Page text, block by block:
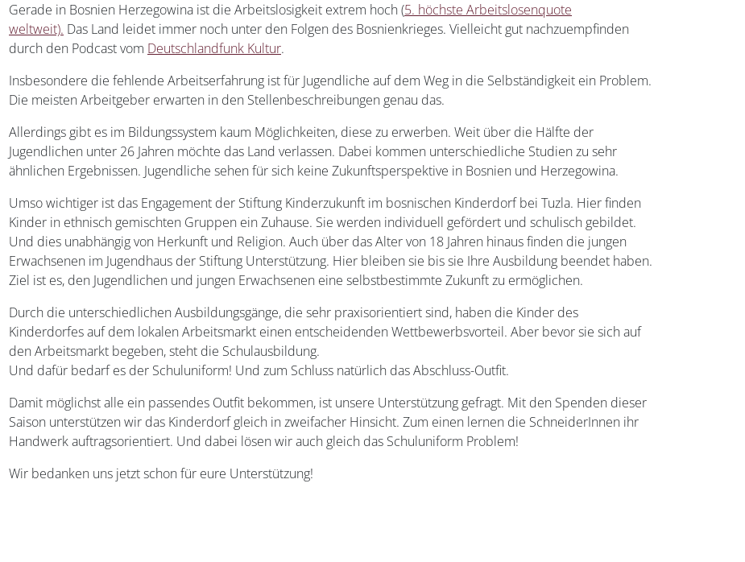
Gerade in Bosnien Herzegowina ist die Arbeitslosigkeit extrem hoch (5. höchste Arbeitslosenquote
weltweit). Das Land leidet immer noch unter den Folgen des Bosnienkrieges. Vielleicht gut nachzuempfinden
durch den Podcast vom Deutschlandfunk Kultur.
Insbesondere die fehlende Arbeitserfahrung ist für Jugendliche auf dem Weg in die Selbständigkeit ein Problem.
Die meisten Arbeitgeber erwarten in den Stellenbeschreibungen genau das.
Allerdings gibt es im Bildungssystem kaum Möglichkeiten, diese zu erwerben. Weit über die Hälfte der
Jugendlichen unter 26 Jahren möchte das Land verlassen. Dabei kommen unterschiedliche Studien zu sehr
ähnlichen Ergebnissen. Jugendliche sehen für sich keine Zukunftsperspektive in Bosnien und Herzegowina.
Umso wichtiger ist das Engagement der Stiftung Kinderzukunft im bosnischen Kinderdorf bei Tuzla. Hier finden
Kinder in ethnisch gemischten Gruppen ein Zuhause. Sie werden individuell gefördert und schulisch gebildet.
Und dies unabhängig von Herkunft und Religion. Auch über das Alter von 18 Jahren hinaus finden die jungen
Erwachsenen im Jugendhaus der Stiftung Unterstützung. Hier bleiben sie bis sie Ihre Ausbildung beendet haben.
Ziel ist es, den Jugendlichen und jungen Erwachsenen eine selbstbestimmte Zukunft zu ermöglichen.
Durch die unterschiedlichen Ausbildungsgänge, die sehr praxisorientiert sind, haben die Kinder des
Kinderdorfes auf dem lokalen Arbeitsmarkt einen entscheidenden Wettbewerbsvorteil. Aber bevor sie sich auf
den Arbeitsmarkt begeben, steht die Schulausbildung.
Und dafür bedarf es der Schuluniform! Und zum Schluss natürlich das Abschluss-Outfit.
Damit möglichst alle ein passendes Outfit bekommen, ist unsere Unterstützung gefragt. Mit den Spenden dieser
Saison unterstützen wir das Kinderdorf gleich in zweifacher Hinsicht. Zum einen lernen die SchneiderInnen ihr
Handwerk auftragsorientiert. Und dabei lösen wir auch gleich das Schuluniform Problem!
Wir bedanken uns jetzt schon für eure Unterstützung!